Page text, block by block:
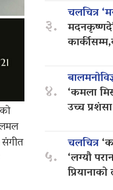
३.
चलचित्र
४. ‘कमला
उच्च प्रशंसा
५.
चलचित्र
‘लग्यौ